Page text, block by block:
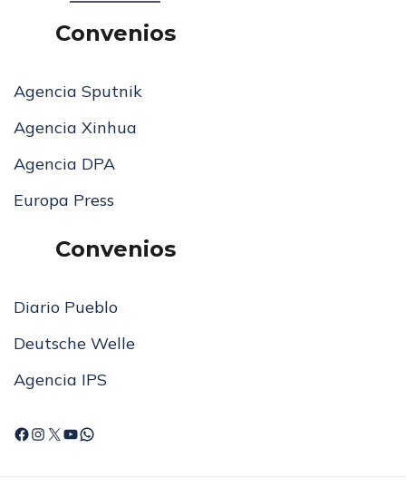
Convenios
Agencia Sputnik
Agencia Xinhua
Agencia DPA
Europa Press
Convenios
Diario Pueblo
Deutsche Welle
Agencia IPS